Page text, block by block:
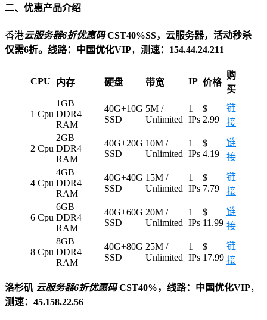
二、优惠产品介绍
香港云服务器6折优惠码 CST40%SS，云服务器，活动秒杀
仅需6折。线路：中国优化VIP， 测速：154.44.24.211
CPU 内存 硬盘 带宽 IP 价格
购
买
1 Cpu
1GB
DDR4
RAM
40G+10G
SSD
5M /
Unlimited
1
IPs
$
2.99
链
接
2 Cpu
2GB
DDR4
RAM
40G+20G
SSD
10M /
Unlimited
1
IPs
$
4.19
链
接
4 Cpu
4GB
DDR4
RAM
40G+40G
SSD
15M /
Unlimited
1
IPs
$
7.79
链
接
6 Cpu
6GB
DDR4
RAM
40G+60G
SSD
20M /
Unlimited
1
IPs
$
11.99
链
接
8 Cpu
8GB
DDR4
RAM
40G+80G
SSD
25M /
Unlimited
1
IPs
$
17.99
链
接
洛杉矶 云服务器6折优惠码 CST40%，线路：中国优化VIP，
测速：45.158.22.56